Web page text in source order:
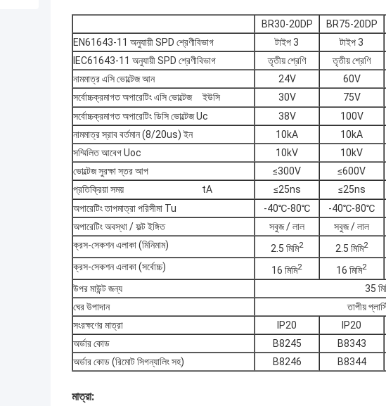
BR30-20DP
BR75-20DP
EN61643-11 অনুযায়ী SPD শ্রেণীবিভাগ
টাইপ 3
টাইপ 3
IEC61643-11 অনুযায়ী SPD শ্রেণীবিভাগ
তৃতীয় শ্রেণি
তৃতীয় শ্রেণি
নামমাত্র এসি ভোল্টেজ আন
24V
60V
সর্বোচ্চক্রমাগত অপারেটিং এসি ভোল্টেজ
ইউসি 30V
75V
সর্বোচ্চক্রমাগত অপারেটিং ডিসি ভোল্টেজ Uc
38V
100V
নামমাত্র স্রাব বর্তমান (8/20us) ইন
10kA
10kA
সম্মিলিত আবেগ Uoc
10kV
10kV
ভোল্টেজ সুরক্ষা স্তর আপ
≤300V
≤600V
প্রতিক্রিয়া সময়
tA ≤25ns
≤25ns
অপারেটিং তাপমাত্রা পরিসীমা Tu
-40℃-80℃
-40℃-80℃
অপারেটিং অবস্থা / ফল্ট ইঙ্গিত
সবুজ / লাল
সবুজ / লাল
ক্রস-সেকশন এলাকা (মিনিমাম)
2.5 মিমি2 2.5 মিমি2
ক্রস-সেকশন এলাকা (সর্বোচ্চ) 16 মিমি2 16 মিমি2
উপর মাউন্ট জন্য
35
ঘের উপাদান
তাপীয়
সংরক্ষণের মাত্রা
IP20
IP20
অর্ডার কোড
B8245
B8343
অর্ডার কোড (রিমোট সিগন্যালিং সহ)
B8246 B8344
মাত্রা: